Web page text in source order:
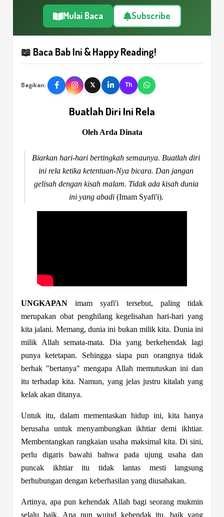
Mulai Baca Subscribe
📖 Baca Bab Ini & Happy Reading!
Bagikan: 𝕏 Th
Buatlah Diri Ini Rela
Oleh Arda Dinata
Biarkan hari-hari bertingkah semaunya. Buatlah diri
ini rela ketika ketentuan-Nya bicara. Dan jangan
gelisah dengan kisah malam. Tidak ada kisah dunia
ini yang abadi (Imam Syafi'i).
UNGKAPAN imam syafi'i tersebut, paling tidak
merupakan obat penghilang kegelisahan hari-hari yang
kita jalani. Memang, dunia ini bukan milik kita. Dunia ini
milik Allah semata-mata. Dia yang berkehendak lagi
punya ketetapan. Sehingga siapa pun orangnya tidak
berhak "bertanya" mengapa Allah memutuskan ini dan
itu terhadap kita. Namun, yang jelas justru kitalah yang
kelak akan ditanya.
Untuk itu, dalam mementaskan hidup ini, kita hanya
berusaha untuk menyambungkan ikhtiar demi ikhtiar.
Membentangkan rangkaian usaha maksimal kita. Di sini,
perlu digaris bawahi bahwa pada ujung usaha dan
puncak ikhtiar itu tidak lantas mesti langsung
berhubungan dengan keberhasilan yang diusahakan.
Artinya, apa pun kehendak Allah bagi seorang mukmin
selalu baik. Apa pun wujud kehendak itu, baik yang